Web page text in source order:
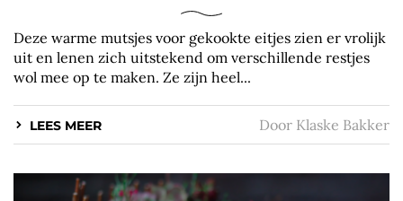
Deze warme mutsjes voor gekookte eitjes zien er vrolijk
uit en lenen zich uitstekend om verschillende restjes
wol mee op te maken. Ze zijn heel...
LEES MEER Door Klaske Bakker